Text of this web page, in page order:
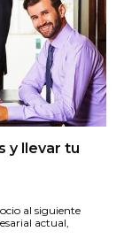
y llevar tu
al siguiente
actual,